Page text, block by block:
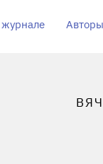
Авторы